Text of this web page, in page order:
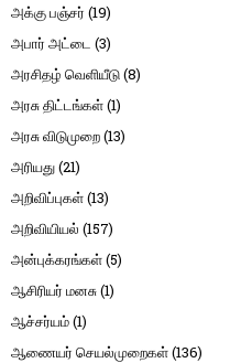
அக்கு பஞ்சர் (19)
அபார் அட்டை (3)
அரசிதழ் வெளியீடு(8)
அரசு திட்டங்கள்(1)
அரசு விடுமுறை(13)
அரியது(21)
அறிவிப்புகள்(13)
அறிவியியல் (157)
அன்புக்கரங்கள்(5)
ஆசிரியர் மனசு(1)
ஆச்சர்யம்(1)
ஆணையர் செயல்முறைகள்(136)